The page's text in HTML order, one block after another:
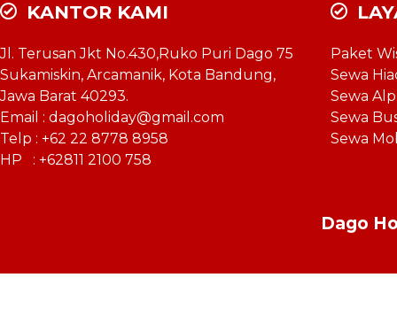
KANTOR KAMI
Jl. Terusan Jkt No.430,Ruko Puri Dago 75
Sukamiskin, Arcamanik, Kota Bandung,
Jawa Barat 40293.
Email : dagoholiday@gmail.com
Telp : +62 22 8778 8958
HP : +62811 2100 758
Paket
Sewa
Sewa
Sewa
Sewa
Dago